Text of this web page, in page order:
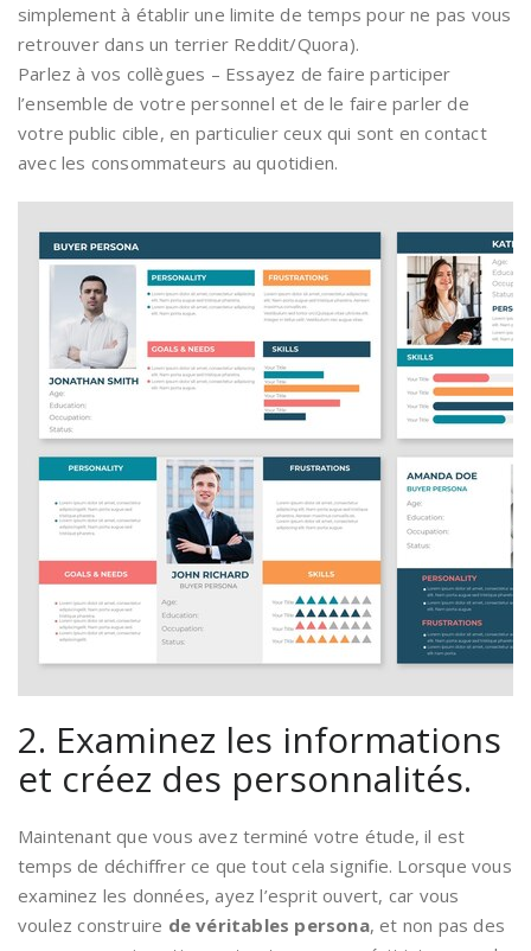
simplement à établir une limite de temps pour ne pas vous
retrouver dans un terrier Reddit/Quora).
Parlez à vos collègues – Essayez de faire participer
l’ensemble de votre personnel et de le faire parler de
votre public cible, en particulier ceux qui sont en contact
avec les consommateurs au quotidien.
2. Examinez les informations
et créez des personnalités.
Maintenant que vous avez terminé votre étude, il est
temps de déchiffrer ce que tout cela signifie. Lorsque vous
examinez les données, ayez l’esprit ouvert, car vous
voulez construire de véritables persona, et non pas des